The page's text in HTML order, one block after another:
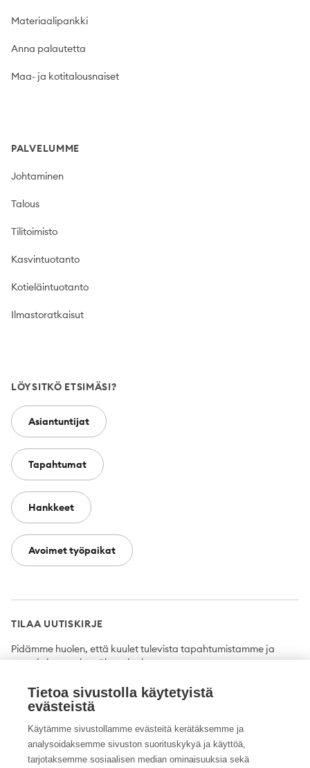
Materiaalipankki
Anna palautetta
Maa- ja kotitalousnaiset
PALVELUMME
Johtaminen
Talous
Tilitoimisto
Kasvintuotanto
Kotieläintuotanto
Ilmastoratkaisut
LÖYSITKÖ ETSIMÄSI?
Asiantuntijat
Tapahtumat
Hankkeet
Avoimet työpaikat
TILAA UUTISKIRJE
Pidämme huolen, että kuulet tulevista tapahtumistamme ja
uutuuksista ensimmäisten joukossa.
Tilaa
Tietoa sivustolla käytetyistä
evästeistä
Käytämme sivustollamme evästeitä kerätäksemme ja
analysoidaksemme sivuston suorituskykyä ja käyttöä,
tarjotaksemme sosiaalisen median ominaisuuksia sekä